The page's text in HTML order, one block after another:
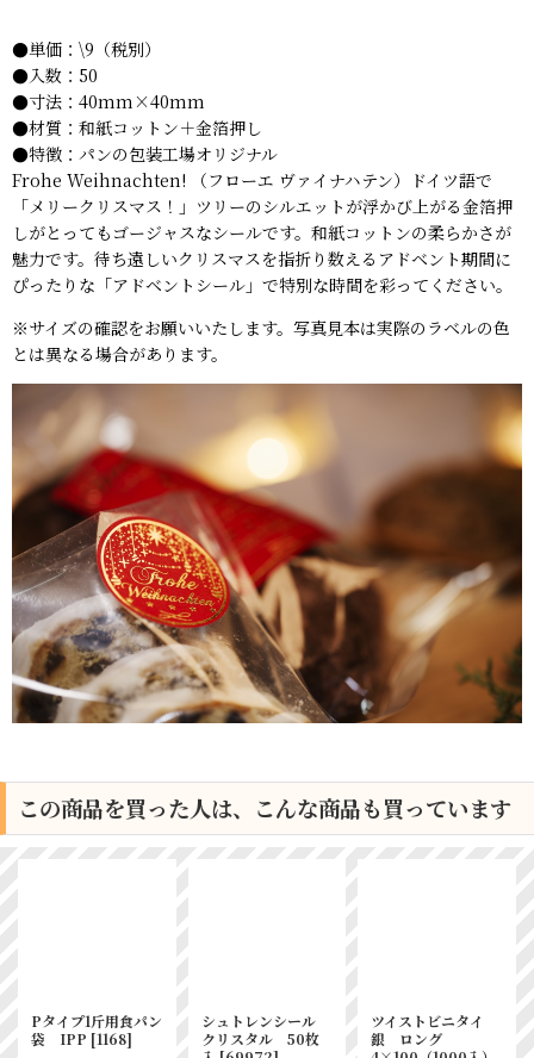
●単価：\9（税別）
●入数：50
●寸法：40mm×40mm
●材質：和紙コットン＋金箔押し
●特徴：パンの包装工場オリジナル
Frohe Weihnachten! （フローエ ヴァイナハテン）ドイツ語で
「メリークリスマス！」ツリーのシルエットが浮かび上がる金箔押
しがとってもゴージャスなシールです。和紙コットンの柔らかさが
魅力です。待ち遠しいクリスマスを指折り数えるアドベント期間に
ぴったりな「アドベントシール」で特別な時間を彩ってください。
※サイズの確認をお願いいたします。写真見本は実際のラベルの色
とは異なる場合があります。
この商品を買った人は、こんな商品も買っています
Pタイプ1斤用食パン
袋 IPP [1168]
シュトレンシール
クリスタル 50枚
ツイストビニタイ
銀 ロング